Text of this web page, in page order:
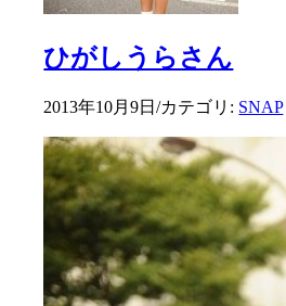
ひがしうらさん
2013年10月9日/カテゴリ: SNAP